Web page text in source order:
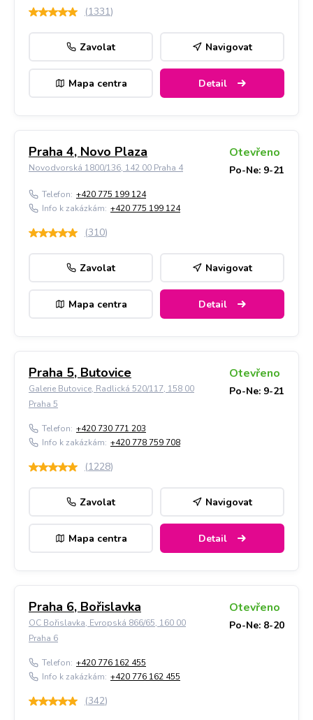
(1331)
Zavolat Navigovat
Mapa centra Detail
Praha 4, Novo Plaza
Novodvorská 1800/136, 142 00 Praha 4
Otevřeno
Po-Ne: 9-21
Telefon: +420 775 199 124
Info k zakázkám: +420 775 199 124
(310)
Zavolat Navigovat
Mapa centra Detail
Praha 5, Butovice
Galerie Butovice, Radlická 520/117, 158 00
Praha 5
Otevřeno
Po-Ne: 9-21
Telefon: +420 730 771 203
Info k zakázkám: +420 778 759 708
(1228)
Zavolat Navigovat
Mapa centra Detail
Praha 6, Bořislavka
OC Bořislavka, Evropská 866/65, 160 00
Praha 6
Otevřeno
Po-Ne: 8-20
Telefon: +420 776 162 455
Info k zakázkám: +420 776 162 455
(342)